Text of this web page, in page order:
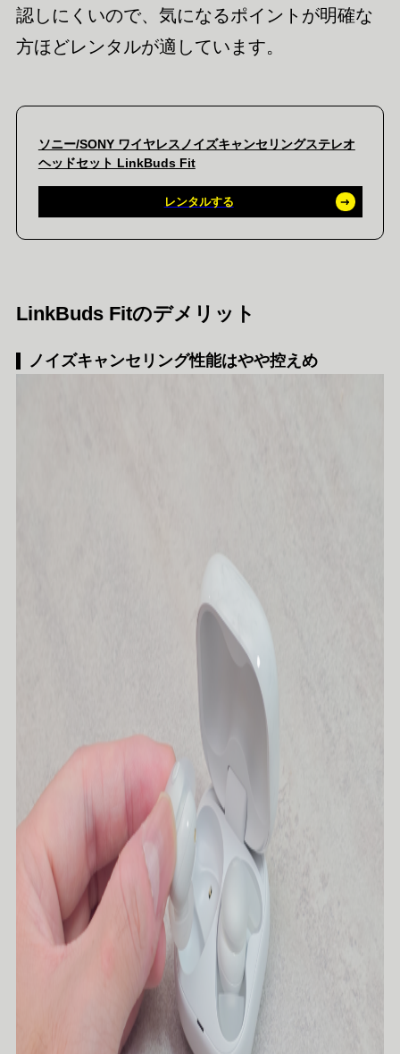
認しにくいので、気になるポイントが明確な
方ほどレンタルが適しています。
ソニー/SONY ワイヤレスノイズキャンセリングステレオ
ヘッドセット LinkBuds Fit
レンタルする
LinkBuds Fitのデメリット
ノイズキャンセリング性能はやや控えめ